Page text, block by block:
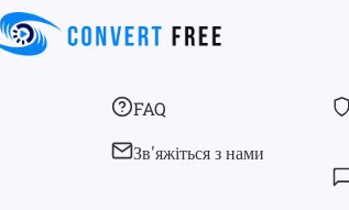
FAQ
Зв'яжіться з нами